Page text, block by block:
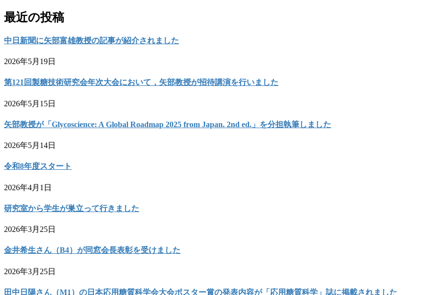
最近の投稿
中日新聞に矢部富雄教授の記事が紹介されました
2026年5月19日
第121回製糖技術研究会年次大会において，矢部教授が招待講演を行いました
2026年5月15日
矢部教授が「Glycoscience: A Global Roadmap 2025 from Japan. 2nd ed.」を分担執筆しました
2026年5月14日
令和8年度スタート
2026年4月1日
研究室から学生が巣立って行きました
2026年3月25日
金井希生さん（B4）が同窓会長表彰を受けました
2026年3月25日
田中日陽さん（M1）の日本応用糖質科学会大会ポスター賞の発表内容が「応用糖質科学」誌に掲載されました